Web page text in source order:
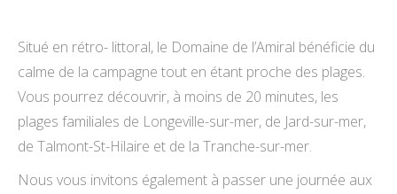
Situé en rétro- littoral, le Domaine de l’Amiral bénéficie du
calme de la campagne tout en étant proche des plages.
Vous pourrez découvrir, à moins de 20 minutes, les
plages familiales de Longeville-sur-mer, de Jard-sur-mer,
de Talmont-St-Hilaire et de la Tranche-sur-mer.
Nous vous invitons également à passer une journée aux